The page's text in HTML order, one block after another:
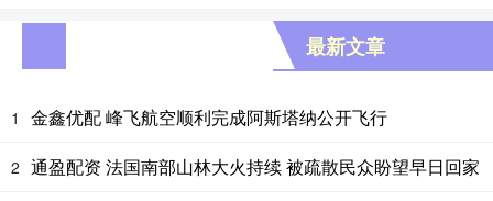
最新文章
1 金鑫优配 峰飞航空顺利完成阿斯塔纳公开飞行
2 通盈配资 法国南部山林大火持续 被疏散民众盼望早日回家